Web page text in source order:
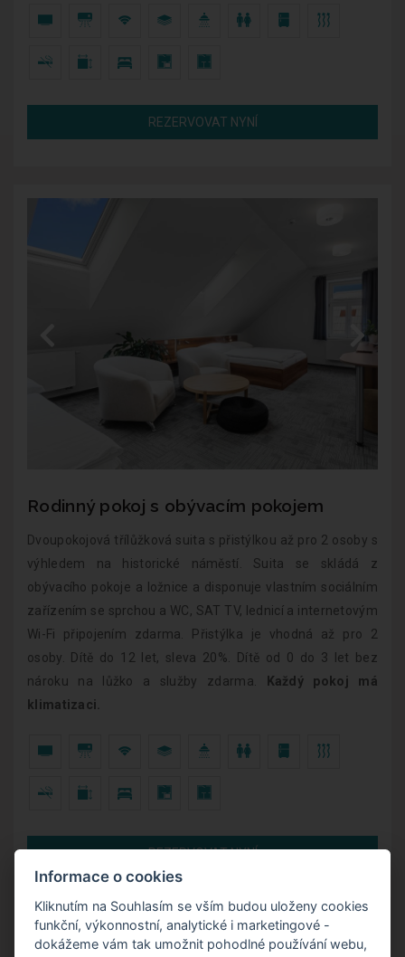
REZERVOVAT NYNÍ
Rodinný pokoj s obývacím pokojem
Dvoupokojová třílůžková suita s přistýlkou až pro 2 osoby s
výhledem na historické náměstí. Suita se skládá z
obývacího pokoje a ložnice a disponuje vlastním sociálním
zařízením se sprchou a WC, SAT TV, lednicí a internetovým
Wi-Fi připojením zdarma. Přistýlka je vhodná až pro 2
osoby. Dítě do 12 let, sleva 20%. Dítě od 0 do 3 let bez
nároku na lůžko a služby zdarma.
Každý pokoj má
klimatizaci.
REZERVOVAT NYNÍ
Informace o cookies
Kliknutím na Souhlasím se vším budou uloženy cookies
funkční, výkonnostní, analytické i marketingové -
dokážeme vám tak umožnit pohodlné používání webu,